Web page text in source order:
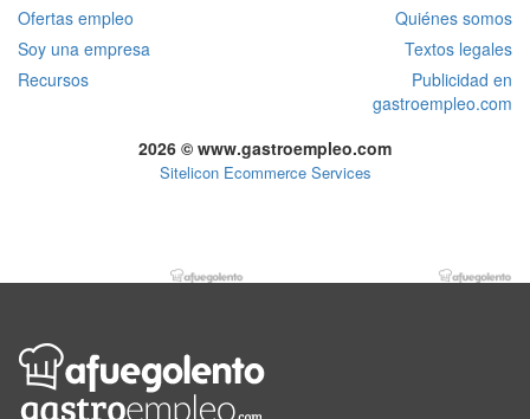
Ofertas empleo
Quiénes somos
Soy una empresa
Textos legales
Recursos
Publicidad en
gastroempleo.com
2026 © www.gastroempleo.com
Sitelicon Ecommerce Services